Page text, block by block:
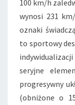
100 km/h
wynosi 231
oznaki
to sportowy
seryjne
progresywny
(obniżone o